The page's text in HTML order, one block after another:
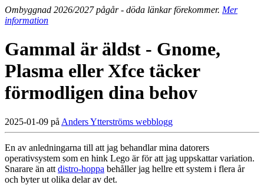
Ombyggnad 2026/2027 pågår - döda länkar förekommer. Mer
information
Gammal är äldst - Gnome,
Plasma eller Xfce täcker
förmodligen dina behov
2025-01-09 på Anders Ytterströms webblogg
En av anledningarna till att jag behandlar mina datorers
operativsystem som en hink Lego är för att jag uppskattar variation.
Snarare än att distro-hoppa behåller jag hellre ett system i flera år
och byter ut olika delar av det.